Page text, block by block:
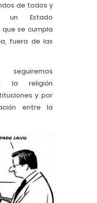
de todos y
un Estado
se cumpla
fuera de las
la religión
y por
entre la